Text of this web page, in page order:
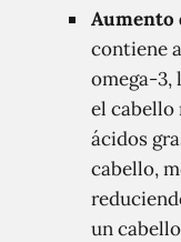
Aumento
contiene
omega-3,
el cabello
ácidos
cabello,
un